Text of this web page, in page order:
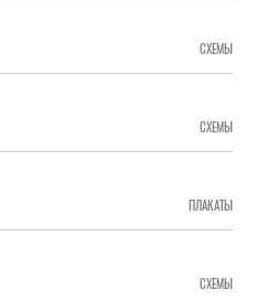
СХЕМЫ
СХЕМЫ
ПЛАКАТЫ
СХЕМЫ